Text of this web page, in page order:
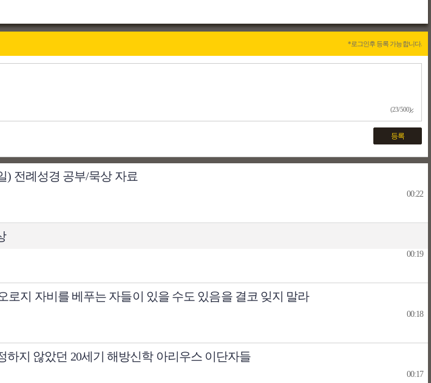
*로그인후 등록 가능합니다.
(23/500)
등록
) 전례성경 공부/묵상 자료
00:22
00:19
지 자비를 베푸는 자들이 있을 수도 있음을 결코 잊지 말라
00:18
지 않았던 20세기 해방신학 아리우스 이단자들
00:17